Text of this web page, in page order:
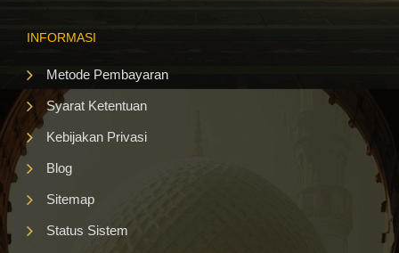
INFORMASI
Metode Pembayaran
Syarat Ketentuan
Kebijakan Privasi
Blog
Sitemap
Status Sistem